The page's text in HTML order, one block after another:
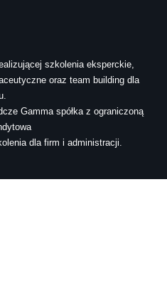
szkolenia eksperckie,
oraz team building dla
Gamma spółka z ograniczoną
dla firm i administracji.